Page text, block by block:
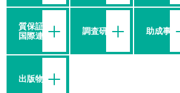
質保証・
国際連携
調査研究 助成事業
出版物等